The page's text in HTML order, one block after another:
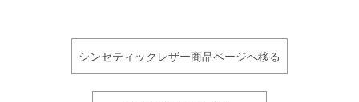
シンセティックレザー商品ページへ移る